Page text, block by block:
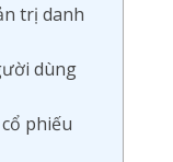
trị danh
dùng
phiếu